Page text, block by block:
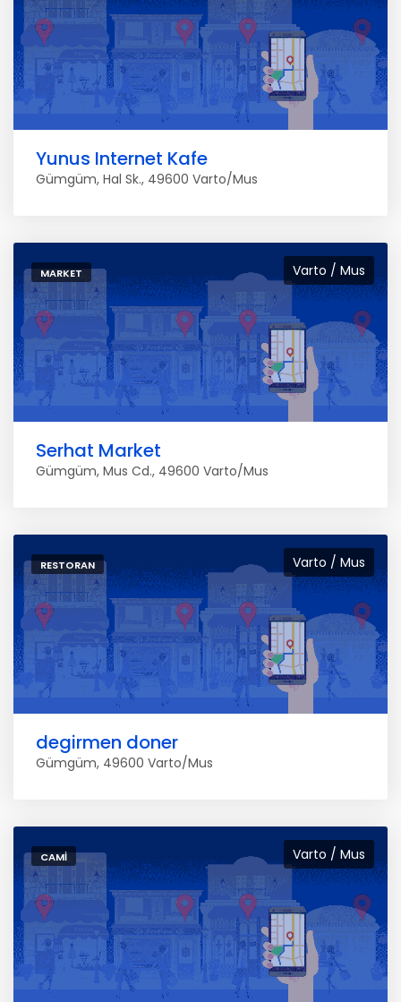
Yunus Internet Kafe
Gümgüm, Hal Sk., 49600 Varto/Mus
Varto / Mus
MARKET
Serhat Market
Gümgüm, Mus Cd., 49600 Varto/Mus
Varto / Mus
RESTORAN
degirmen doner
Gümgüm, 49600 Varto/Mus
Varto / Mus
CAMI